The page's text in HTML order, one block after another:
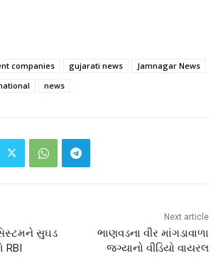
companies gujarati news
Jamnagar News
news
સુઘડ
Next article
ભાણવડના વીર માંગડાવાળા
જગ્યાનો વીડિયો વાયરલ